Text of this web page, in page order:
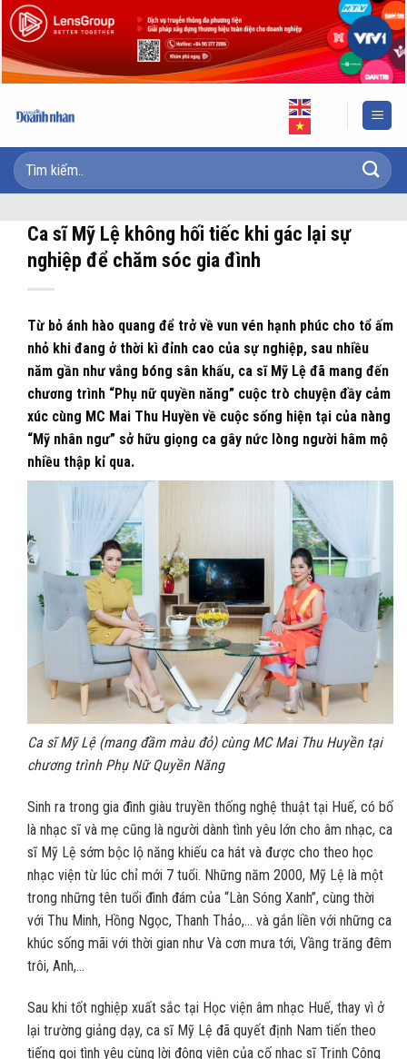
Skip
to
content
Ca sĩ Mỹ Lệ không hối tiếc khi gác lại sự
nghiệp để chăm sóc gia đình
Từ bỏ ánh hào quang để trở về vun vén hạnh phúc cho tổ ấm
nhỏ khi đang ở thời kì đỉnh cao của sự nghiệp, sau nhiều
năm gần như vắng bóng sân khấu, ca sĩ Mỹ Lệ đã mang đến
chương trình “Phụ nữ quyền năng” cuộc trò chuyện đầy cảm
xúc cùng MC Mai Thu Huyền về cuộc sống hiện tại của nàng
“Mỹ nhân ngư” sở hữu giọng ca gây nức lòng người hâm mộ
nhiều thập kỉ qua.
Ca sĩ Mỹ Lệ (mang đầm màu đỏ) cùng MC Mai Thu Huyền tại
chương trình Phụ Nữ Quyền Năng
Sinh ra trong gia đình giàu truyền thống nghệ thuật tại Huế, có bố
là nhạc sĩ và mẹ cũng là người dành tình yêu lớn cho âm nhạc, ca
sĩ Mỹ Lệ sớm bộc lộ năng khiếu ca hát và được cho theo học
nhạc viện từ lúc chỉ mới 7 tuổi. Những năm 2000, Mỹ Lệ là một
trong những tên tuổi đình đám của “Làn Sóng Xanh”, cùng thời
với Thu Minh, Hồng Ngọc, Thanh Thảo,… và gắn liền với những ca
khúc sống mãi với thời gian như Và cơn mưa tới, Vầng trăng đêm
trôi, Anh,…
Sau khi tốt nghiệp xuất sắc tại Học viện âm nhạc Huế, thay vì ở
lại trường giảng dạy, ca sĩ Mỹ Lệ đã quyết định Nam tiến theo
tiếng gọi tình yêu cùng lời động viên của cố nhạc sĩ Trịnh Công